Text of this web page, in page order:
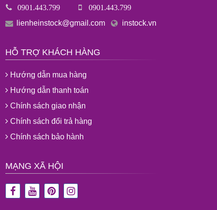
0901.443.799 0901.443.799
lienheinstock@gmail.com instock.vn
HỖ TRỢ KHÁCH HÀNG
Hướng dẫn mua hàng
Hướng dẫn thanh toán
Chính sách giao nhận
Chính sách đổi trả hàng
Chính sách bảo hành
MẠNG XÃ HỘI